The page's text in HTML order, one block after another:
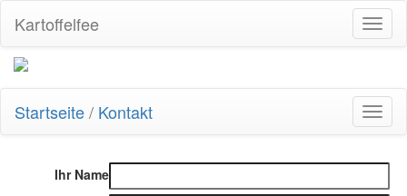
Kartoffelfee
Startseite/ Kontakt
Ihr Name